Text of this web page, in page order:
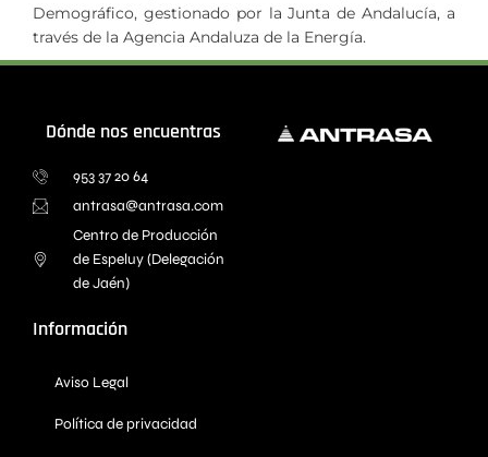
Demográfico, gestionado por la Junta de Andalucía, a
través de la Agencia Andaluza de la Energía.
Dónde nos encuentras
953 37 20 64
antrasa@antrasa.com
Centro de Producción
de Espeluy (Delegación
de Jaén)
Información
Aviso Legal
Política de privacidad